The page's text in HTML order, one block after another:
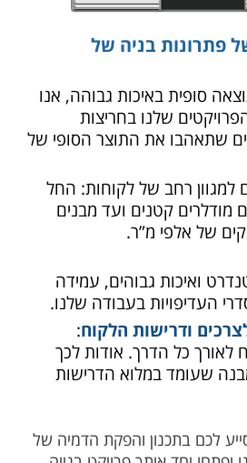
פתרונות בניה של
סופית באיכות גבוהה, אנו
שלנו בחריצות
שתאהבו את התוצר הסופי של
למגוון רחב של לקוחות: החל
מודלרים קטנים ועד מבנים
של אלפי מ”ר.
ואיכות גבוהים, עמידה
העדיפויות בעבודה שלנו.
ודרישות הלקוח:
כל הדרך. אודות לכך
שעומד במלוא הדרישות
לכם בתכנון והפקת הדמיה של